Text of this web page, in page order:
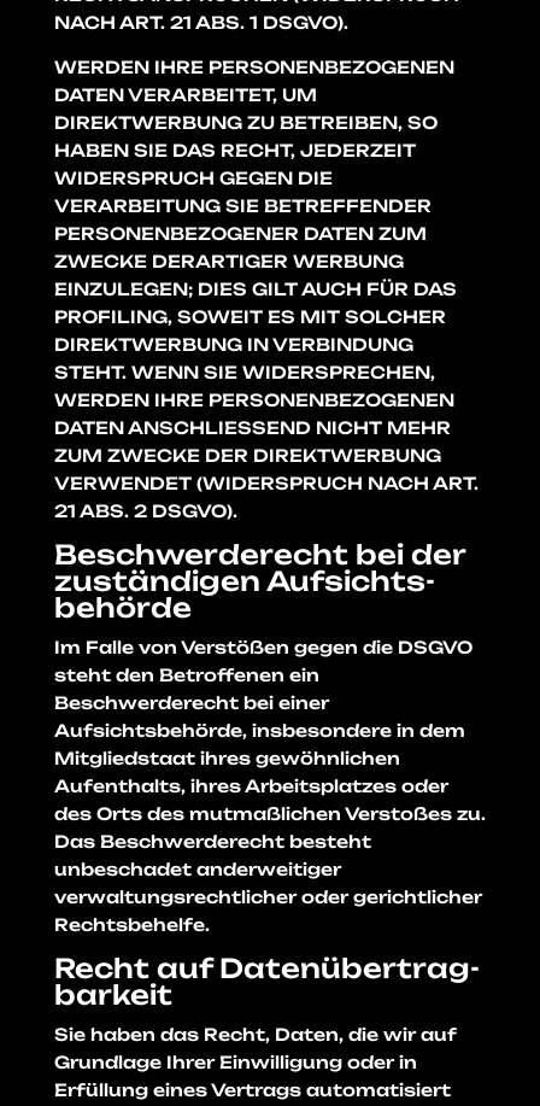
NACH ART. 21 ABS. 1 DSGVO).
WERDEN IHRE PERSONENBEZOGENEN
DATEN VERARBEITET, UM
DIREKTWERBUNG ZU BETREIBEN, SO
HABEN SIE DAS RECHT, JEDERZEIT
WIDERSPRUCH GEGEN DIE
VERARBEITUNG SIE BETREFFENDER
PERSONENBEZOGENER DATEN ZUM
ZWECKE DERARTIGER WERBUNG
EINZULEGEN; DIES GILT AUCH FÜR DAS
PROFILING, SOWEIT ES MIT SOLCHER
DIREKTWERBUNG IN VERBINDUNG
STEHT. WENN SIE WIDERSPRECHEN,
WERDEN IHRE PERSONENBEZOGENEN
DATEN ANSCHLIESSEND NICHT MEHR
ZUM ZWECKE DER DIREKTWERBUNG
VERWENDET (WIDERSPRUCH NACH ART.
21 ABS. 2 DSGVO).
Beschwerde­recht bei der
zuständigen Aufsichts­
behörde
Im Falle von Verstößen gegen die DSGVO
steht den Betroffenen ein
Beschwerderecht bei einer
Aufsichtsbehörde, insbesondere in dem
Mitgliedstaat ihres gewöhnlichen
Aufenthalts, ihres Arbeitsplatzes oder
des Orts des mutmaßlichen Verstoßes zu.
Das Beschwerderecht besteht
unbeschadet anderweitiger
verwaltungsrechtlicher oder gerichtlicher
Rechtsbehelfe.
Recht auf Daten­übertrag­
barkeit
Sie haben das Recht, Daten, die wir auf
Grundlage Ihrer Einwilligung oder in
Erfüllung eines Vertrags automatisiert